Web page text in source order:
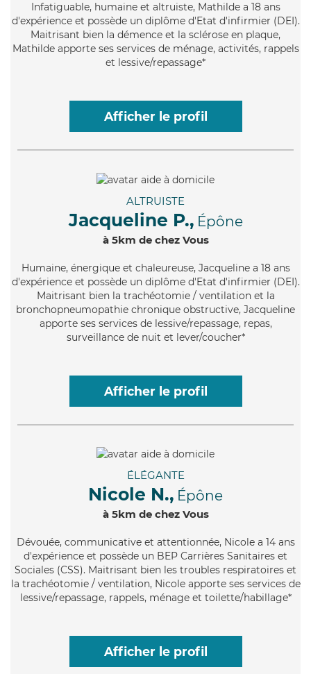
Infatiguable, humaine et altruiste, Mathilde a 18 ans
d'expérience et possède un diplôme d'Etat d'infirmier (DEI).
Maitrisant bien la démence et la sclérose en plaque,
Mathilde apporte ses services de ménage, activités, rappels
et lessive/repassage*
Afficher le profil
ALTRUISTE
Jacqueline P., Épône
à 5km de chez Vous
Humaine, énergique et chaleureuse, Jacqueline a 18 ans
d'expérience et possède un diplôme d'Etat d'infirmier (DEI).
Maitrisant bien la trachéotomie / ventilation et la
bronchopneumopathie chronique obstructive, Jacqueline
apporte ses services de lessive/repassage, repas,
surveillance de nuit et lever/coucher*
Afficher le profil
ÉLÉGANTE
Nicole N., Épône
à 5km de chez Vous
Dévouée, communicative et attentionnée, Nicole a 14 ans
d'expérience et possède un BEP Carrières Sanitaires et
Sociales (CSS). Maitrisant bien les troubles respiratoires et
la trachéotomie / ventilation, Nicole apporte ses services de
lessive/repassage, rappels, ménage et toilette/habillage*
Afficher le profil